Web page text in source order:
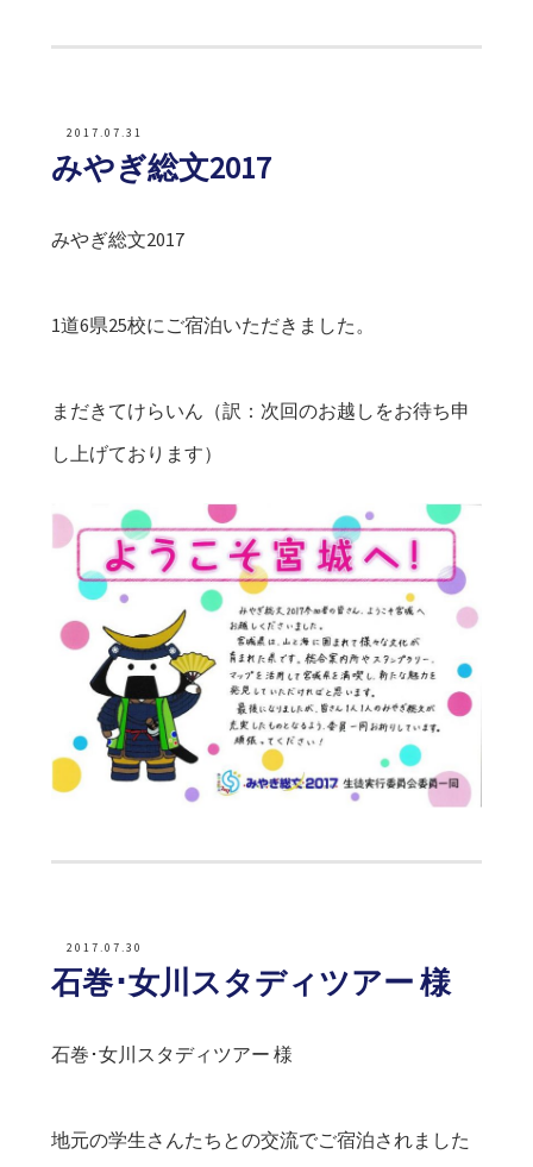
2017.07.31
みやぎ総文2017
みやぎ総文2017
1道6県25校にご宿泊いただきました。
まだきてけらいん（訳：次回のお越しをお待ち申
し上げております）
2017.07.30
石巻･女川スタディツアー 様
石巻･女川スタディツアー 様
地元の学生さんたちとの交流でご宿泊されました